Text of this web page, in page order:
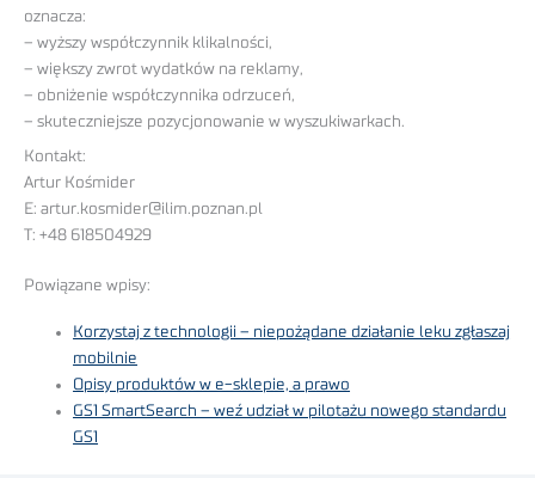
oznacza:
– wyższy współczynnik klikalności,
– większy zwrot wydatków na reklamy,
– obniżenie współczynnika odrzuceń,
– skuteczniejsze pozycjonowanie w wyszukiwarkach.
Kontakt:
Artur Kośmider
E: artur.kosmider@ilim.poznan.pl
T: +48 618504929
Powiązane wpisy:
Korzystaj z technologii – niepożądane działanie leku zgłaszaj
mobilnie
Opisy produktów w e-sklepie, a prawo
GS1 SmartSearch – weź udział w pilotażu nowego standardu
GS1